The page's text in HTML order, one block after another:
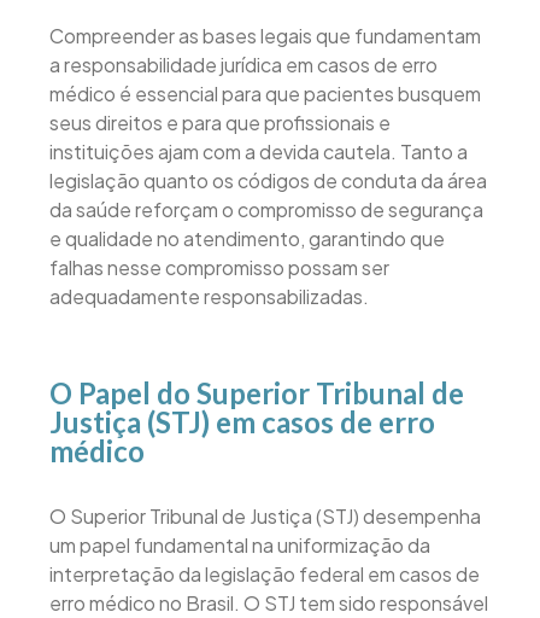
Compreender as bases legais que fundamentam
a responsabilidade jurídica em casos de erro
médico é essencial para que pacientes busquem
seus direitos e para que profissionais e
instituições ajam com a devida cautela. Tanto a
legislação quanto os códigos de conduta da área
da saúde reforçam o compromisso de segurança
e qualidade no atendimento, garantindo que
falhas nesse compromisso possam ser
adequadamente responsabilizadas.
O Papel do Superior Tribunal de
Justiça (STJ) em casos de erro
médico
O Superior Tribunal de Justiça (STJ) desempenha
um papel fundamental na uniformização da
interpretação da legislação federal em casos de
erro médico no Brasil. O STJ tem sido responsável